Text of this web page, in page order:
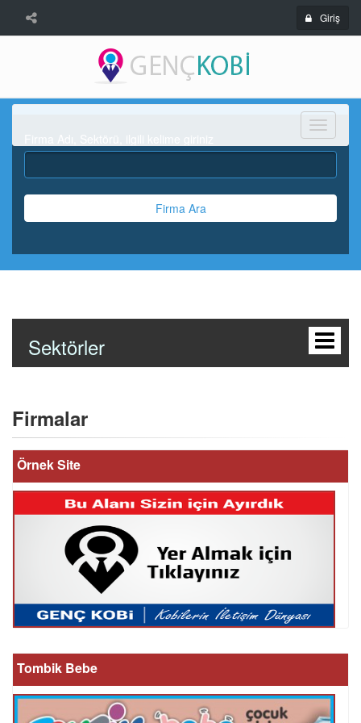
Giriş
Menü
Firma Ara
Sektörler
Firmalar
Örnek Site
Tombik Bebe